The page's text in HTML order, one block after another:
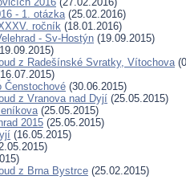
- 1. otázka(25.02.2016)
ročník (18.01.2016)
- Sv-Hostýn (19.09.2015)
z Radešínské Svratky, Vítochova
Čenstochové (30.06.2015)
z Vranova nad Dyjí (25.05.2015)
(25.05.2015)
2015 (25.05.2015)
(16.05.2015)
z Brna Bystrce (25.02.2015)